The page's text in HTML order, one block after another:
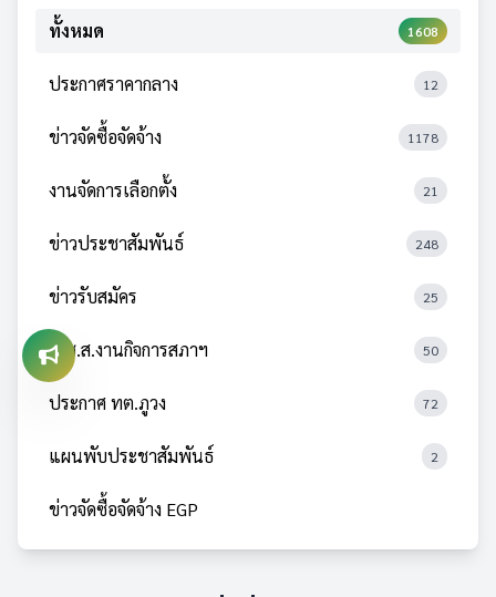
ทั้งหมด 1608
ประกาศราคากลาง 12
ข่าวจัดซื้อจัดจ้าง 1178
งานจัดการเลือกตั้ง 21
ข่าวประชาสัมพันธ์ 248
ข่าวรับสมัคร 25
ป.ช.ส.งานกิจการสภาฯ 50
ประกาศ ทต.ภูวง 72
แผนพับประชาสัมพันธ์ 2
ข่าวจัดซื้อจัดจ้าง EGP